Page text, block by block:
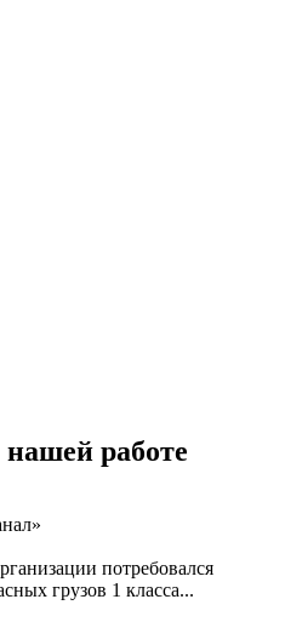
нашей работе
потребовался
грузов 1 класса...